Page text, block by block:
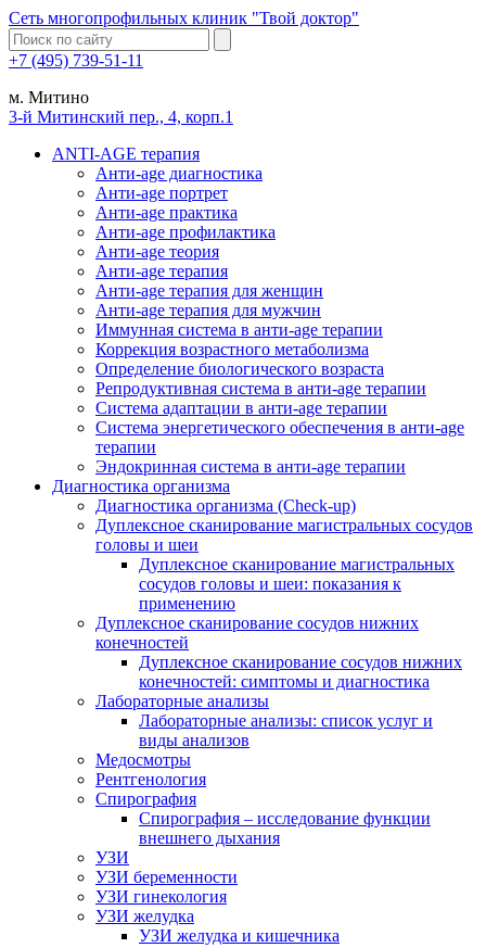
Сеть многопрофильных клиник "Твой доктор"
+7 (495) 739-51-11
м. Митино
3-й Митинский пер., 4, корп.1
ANTI-AGE терапия
Анти-age диагностика
Анти-age портрет
Анти-age практика
Анти-age профилактика
Анти-age теория
Анти-age терапия
Анти-age терапия для женщин
Анти-age терапия для мужчин
Иммунная система в анти-age терапии
Коррекция возрастного метаболизма
Определение биологического возраста
Репродуктивная система в анти-age терапии
Система адаптации в анти-age терапии
Система энергетического обеспечения в анти-age
терапии
Эндокринная система в анти-age терапии
Диагностика организма
Диагностика организма (Check-up)
Дуплексное сканирование магистральных сосудов
головы и шеи
Дуплексное сканирование магистральных
сосудов головы и шеи: показания к
применению
Дуплексное сканирование сосудов нижних
конечностей
Дуплексное сканирование сосудов нижних
конечностей: симптомы и диагностика
Лабораторные анализы
Лабораторные анализы: список услуг и
виды анализов
Медосмотры
Рентгенология
Спирография
Спирография – исследование функции
внешнего дыхания
УЗИ
УЗИ беременности
УЗИ гинекология
УЗИ желудка
УЗИ желудка и кишечника